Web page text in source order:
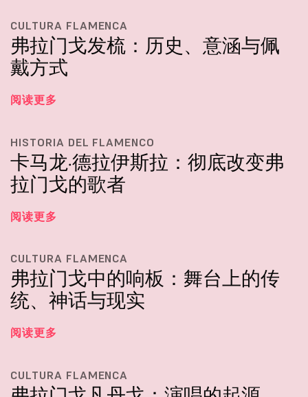
CULTURA FLAMENCA
弗拉门戈发梳：历史、意涵与佩
戴方式
阅读更多
HISTORIA DEL FLAMENCO
卡马龙·德拉伊斯拉：彻底改变弗
拉门戈的歌者
阅读更多
CULTURA FLAMENCA
弗拉门戈中的响板：舞台上的传
统、神话与现实
阅读更多
CULTURA FLAMENCA